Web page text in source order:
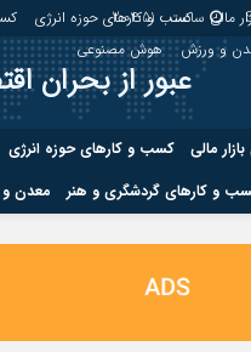
ساعت : 2:04:51 مالی کسب و کارهای حوزه انرژی
و ورزش هوش مصنوعی
عبور از بحران
مالی کسب و کارهای حوزه انرژی
و کارهای گردشگری و هنر معدن
حوزه کشاورزی